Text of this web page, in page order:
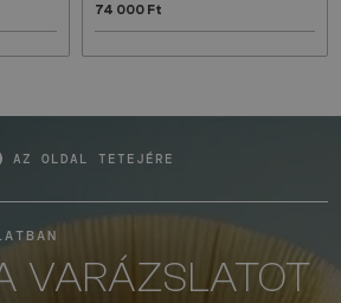
74 000 Ft
AZ OLDAL TETEJÉRE
VARÁZSLATOT